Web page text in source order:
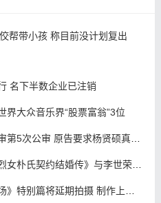
帮带小孩 称目前没计划复出
名下半数企业已注销
界大众音乐界“股票富翁”3位
次公审 原告要求杨贤硕真心道歉
朴氏契约结婚传》与李世荣搭档
别篇将延期拍摄 制作上出了问题